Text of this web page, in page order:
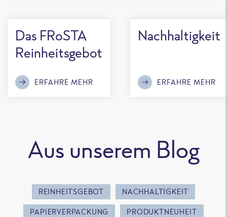
Das FRoSTA
Reinheitsgebot
ERFAHRE MEHR
Nachhaltigkeit
ERFAHRE MEHR
Aus unserem Blog
REINHEITSGEBOT NACHHALTIGKEIT
PAPIERVERPACKUNG PRODUKTNEUHEIT